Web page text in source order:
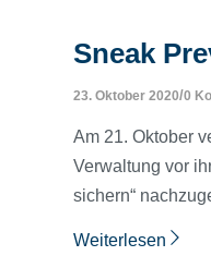
Sneak
23. Oktober 2020/0
Am 21. Oktober
Verwaltung vor
sichern“
Weiterlesen